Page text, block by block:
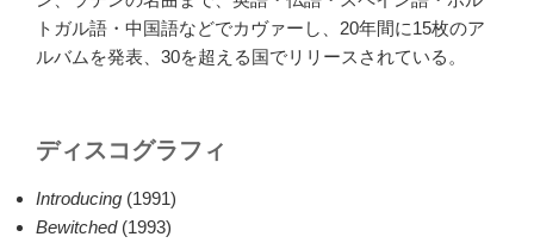
トガル語・中国語などでカヴァーし、20年間に15枚のア
ルバムを発表、30を超える国でリリースされている。
ディスコグラフィ
Introducing (1991)
Bewitched(1993)